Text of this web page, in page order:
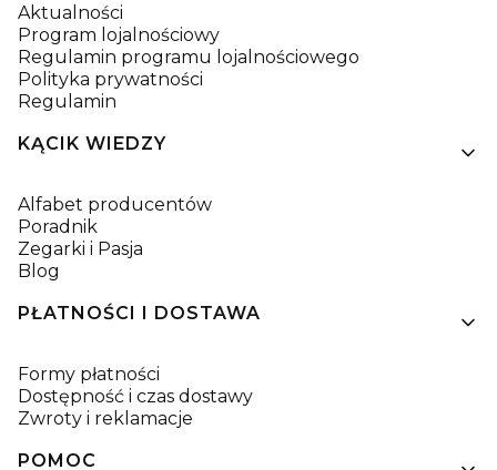
Aktualności
Program lojalnościowy
Regulamin programu lojalnościowego
Polityka prywatności
Regulamin
KĄCIK WIEDZY
Alfabet producentów
Poradnik
Zegarki i Pasja
Blog
PŁATNOŚCI I DOSTAWA
Formy płatności
Dostępność i czas dostawy
Zwroty i reklamacje
POMOC